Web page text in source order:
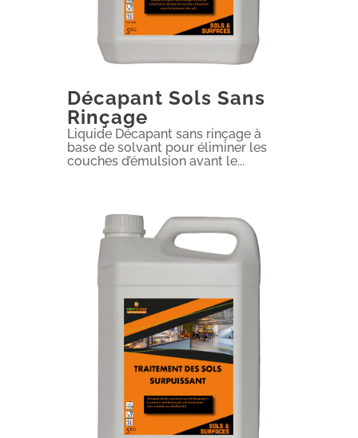
Décapant Sols Sans
Rinçage
Liquide Décapant sans rinçage à
base de solvant pour éliminer les
couches d’émulsion avant le...